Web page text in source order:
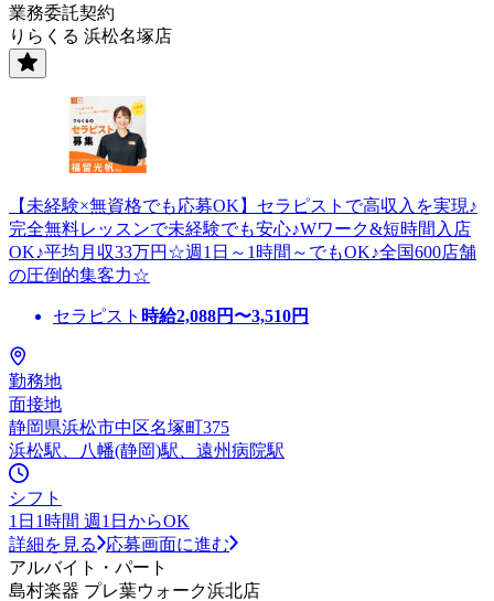
業務委託契約
りらくる 浜松名塚店
【未経験×無資格でも応募OK】セラピストで高収入を実現♪
完全無料レッスンで未経験でも安心♪Wワーク&短時間入店
OK♪平均月収33万円☆週1日～1時間～でもOK♪全国600店舗
の圧倒的集客力☆
セラピスト 時給2,088円〜3,510円
勤務地
面接地
静岡県浜松市中区名塚町375
浜松駅、八幡(静岡)駅、遠州病院駅
シフト
1日1時間 週1日からOK
詳細を見る
応募画面に進む
アルバイト・パート
島村楽器 プレ葉ウォーク浜北店